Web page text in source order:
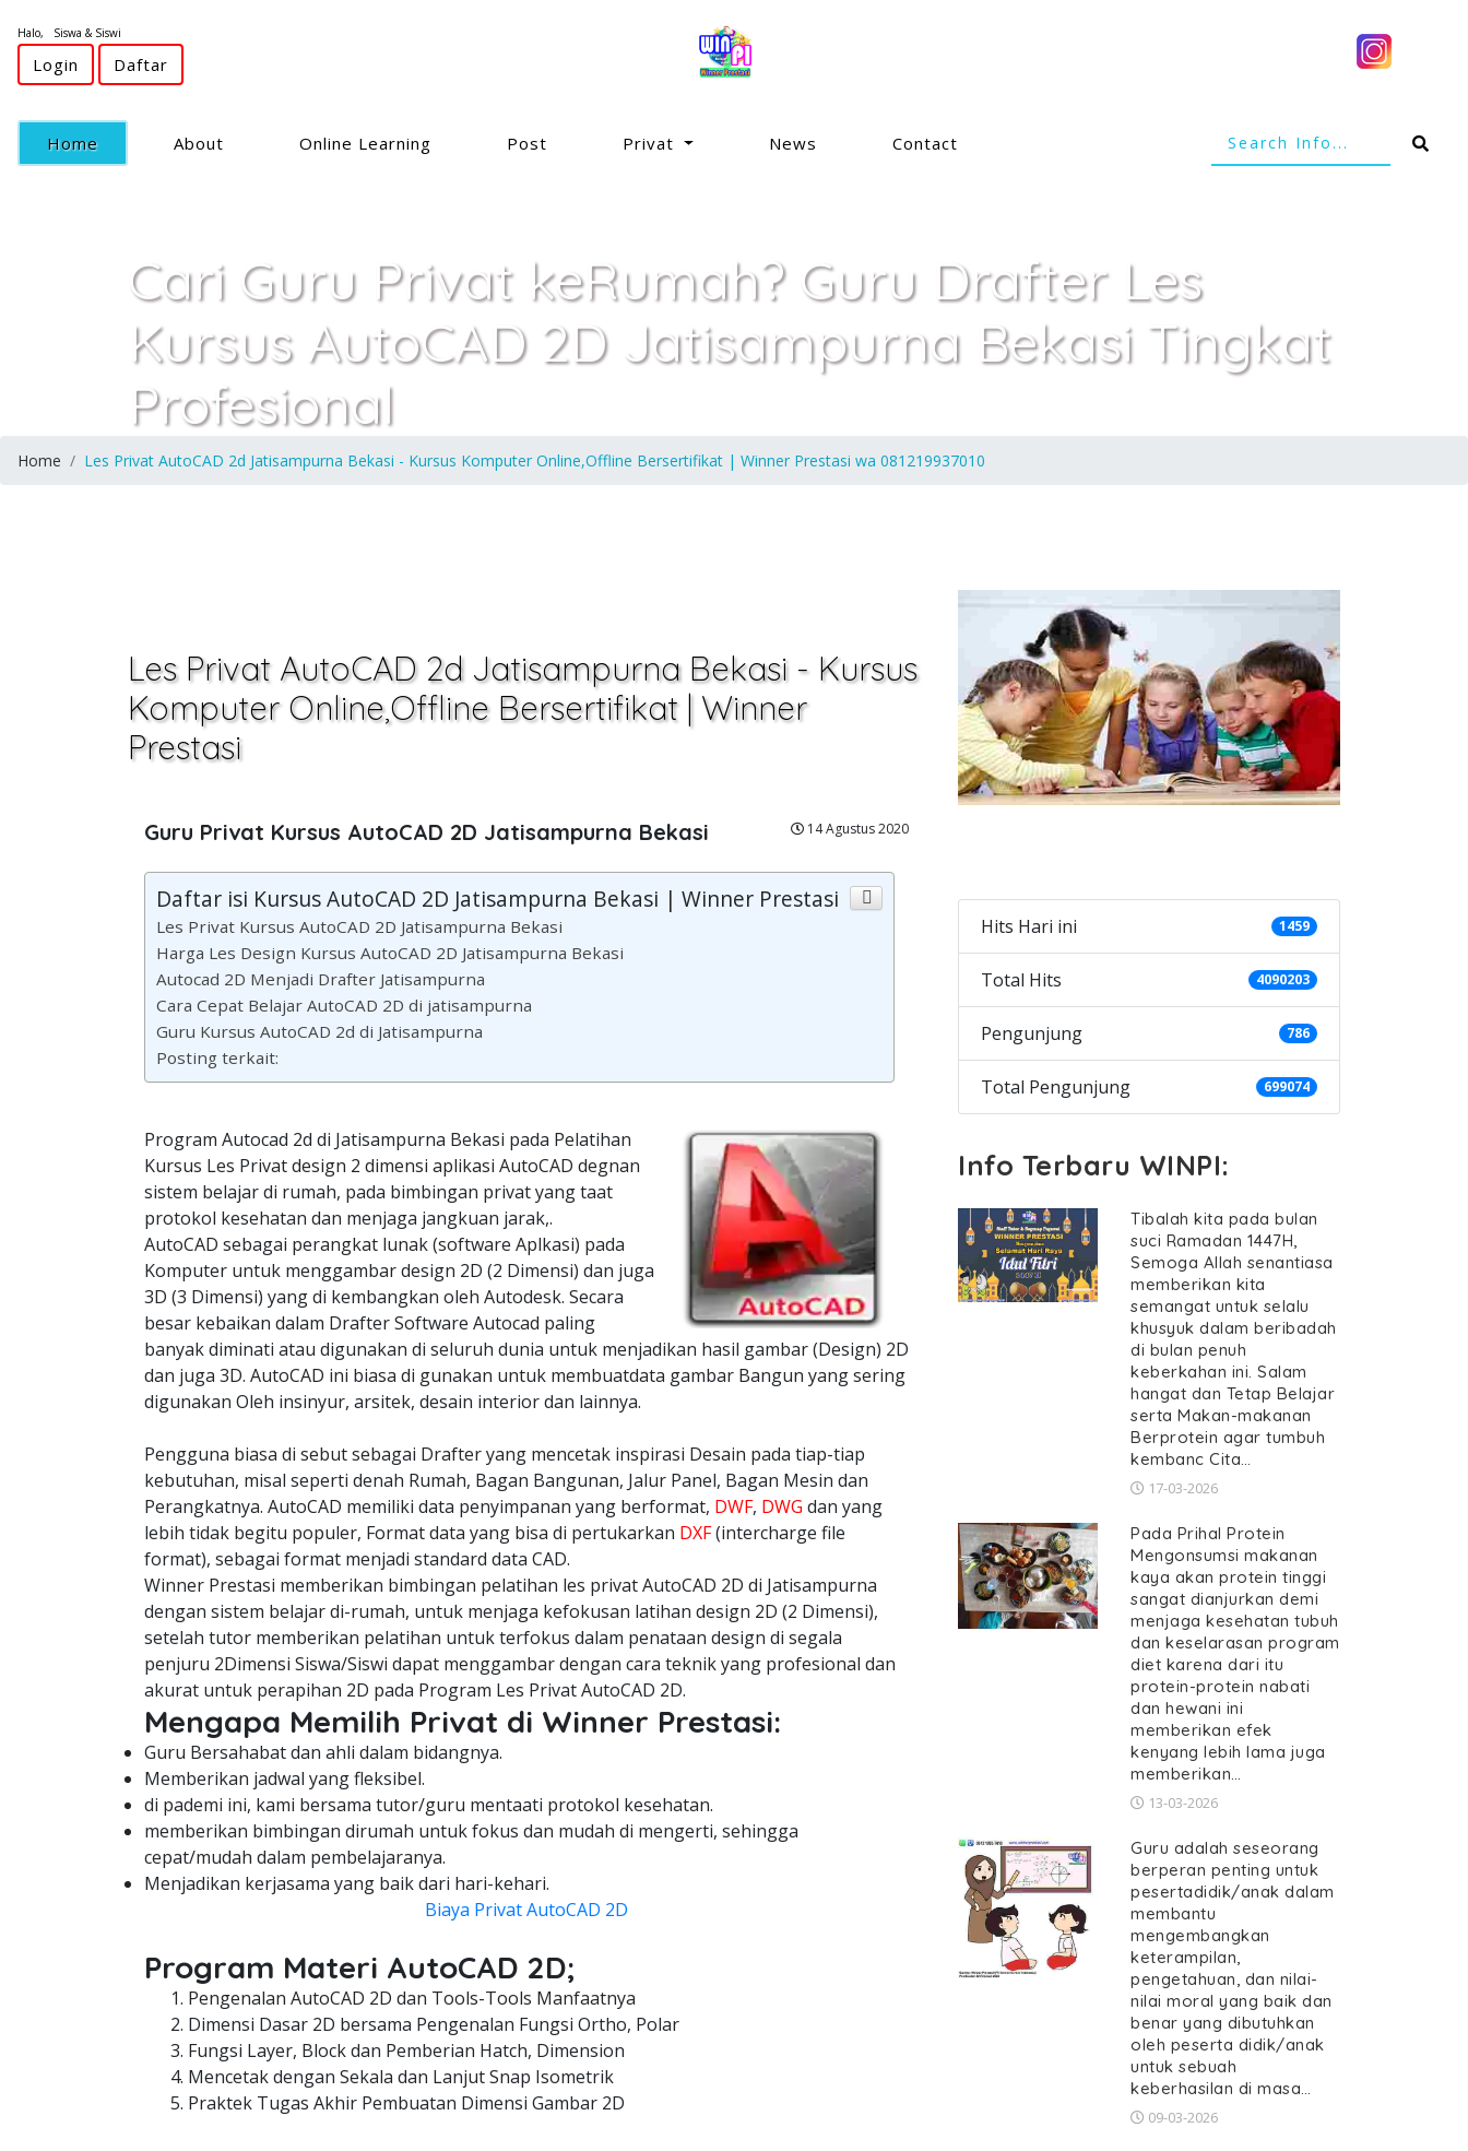
Halo, Siswa & Siswi
Login Daftar
Home(current) About Online Learning Post Privat News Contact
Cari Guru Privat keRumah? Guru Drafter Les
Kursus AutoCAD 2D Jatisampurna Bekasi Tingkat
Profesional
Home Les Privat AutoCAD 2d Jatisampurna Bekasi - Kursus Komputer Online,Offline Bersertifikat | Winner Prestasi wa 081219937010
Les Privat AutoCAD 2d Jatisampurna Bekasi - Kursus
Komputer Online,Offline Bersertifikat | Winner
Prestasi
14 Agustus 2020
Guru Privat Kursus AutoCAD 2D Jatisampurna Bekasi
Daftar isi Kursus AutoCAD 2D Jatisampurna Bekasi | Winner Prestasi
Les Privat Kursus AutoCAD 2D Jatisampurna Bekasi
Harga Les Design Kursus AutoCAD 2D Jatisampurna Bekasi
Autocad 2D Menjadi Drafter Jatisampurna
Cara Cepat Belajar AutoCAD 2D di jatisampurna
Guru Kursus AutoCAD 2d di Jatisampurna
Posting terkait:
Program Autocad 2d di Jatisampurna Bekasi pada Pelatihan
Kursus Les Privat design 2 dimensi aplikasi AutoCAD degnan
sistem belajar di rumah, pada bimbingan privat yang taat
protokol kesehatan dan menjaga jangkuan jarak,.
AutoCAD sebagai perangkat lunak (software Aplkasi) pada
Komputer untuk menggambar design 2D (2 Dimensi) dan juga
3D (3 Dimensi) yang di kembangkan oleh Autodesk. Secara
besar kebaikan dalam Drafter Software Autocad paling
banyak diminati atau digunakan di seluruh dunia untuk menjadikan hasil gambar (Design) 2D
dan juga 3D. AutoCAD ini biasa di gunakan untuk membuatdata gambar Bangun yang sering
digunakan Oleh insinyur, arsitek, desain interior dan lainnya.
Pengguna biasa di sebut sebagai Drafter yang mencetak inspirasi Desain pada tiap-tiap
kebutuhan, misal seperti denah Rumah, Bagan Bangunan, Jalur Panel, Bagan Mesin dan
Perangkatnya. AutoCAD memiliki data penyimpanan yang berformat, DWF, DWG dan yang
lebih tidak begitu populer, Format data yang bisa di pertukarkan DXF(intercharge file
format), sebagai format menjadi standard data CAD.
Winner Prestasi memberikan bimbingan pelatihan les privat AutoCAD 2D di Jatisampurna
dengan sistem belajar di-rumah, untuk menjaga kefokusan latihan design 2D (2 Dimensi),
setelah tutor memberikan pelatihan untuk terfokus dalam penataan design di segala
penjuru 2Dimensi Siswa/Siswi dapat menggambar dengan cara teknik yang profesional dan
akurat untuk perapihan 2D pada Program Les Privat AutoCAD 2D.
Mengapa Memilih Privat di Winner Prestasi:
Guru Bersahabat dan ahli dalam bidangnya.
Memberikan jadwal yang fleksibel.
di pademi ini, kami bersama tutor/guru mentaati protokol kesehatan.
memberikan bimbingan dirumah untuk fokus dan mudah di mengerti, sehingga
cepat/mudah dalam pembelajaranya.
Menjadikan kerjasama yang baik dari hari-kehari.
Biaya Privat AutoCAD 2D
Program Materi AutoCAD 2D;
Pengenalan AutoCAD 2D dan Tools-Tools Manfaatnya
Dimensi Dasar 2D bersama Pengenalan Fungsi Ortho, Polar
Fungsi Layer, Block dan Pemberian Hatch, Dimension
Mencetak dengan Sekala dan Lanjut Snap Isometrik
Praktek Tugas Akhir Pembuatan Dimensi Gambar 2D
Hits Hari ini 1459
Total Hits 4090203
Pengunjung 786
Total Pengunjung 699074
Info Terbaru WINPI:
Tibalah kita pada bulan
suci Ramadan 1447H,
Semoga Allah senantiasa
memberikan kita
semangat untuk selalu
khusyuk dalam beribadah
di bulan penuh
keberkahan ini. Salam
hangat dan Tetap Belajar
serta Makan-makanan
Berprotein agar tumbuh
kembanc Cita…
17-03-2026
Pada Prihal Protein
Mengonsumsi makanan
kaya akan protein tinggi
sangat dianjurkan demi
menjaga kesehatan tubuh
dan keselarasan program
diet karena dari itu
protein-protein nabati
dan hewani ini
memberikan efek
kenyang lebih lama juga
memberikan…
13-03-2026
Guru adalah seseorang
berperan penting untuk
pesertadidik/anak dalam
membantu
mengembangkan
keterampilan,
pengetahuan, dan nilai-
nilai moral yang baik dan
benar yang dibutuhkan
oleh peserta didik/anak
untuk sebuah
keberhasilan di masa…
09-03-2026